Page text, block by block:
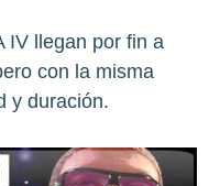
IV llegan por fin a
con la misma
y duración.